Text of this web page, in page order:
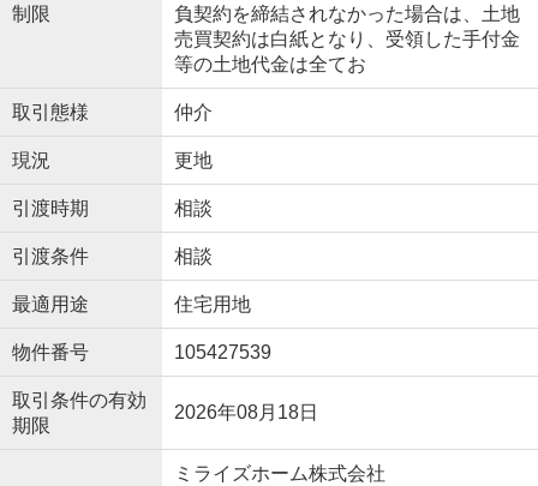
制限
負契約を締結されなかった場合は、土地
売買契約は白紙となり、受領した手付金
等の土地代金は全てお
取引態様 仲介
現況 更地
引渡時期 相談
引渡条件 相談
最適用途 住宅用地
物件番号 105427539
取引条件の有効
期限
2026年08月18日
ミライズホーム株式会社